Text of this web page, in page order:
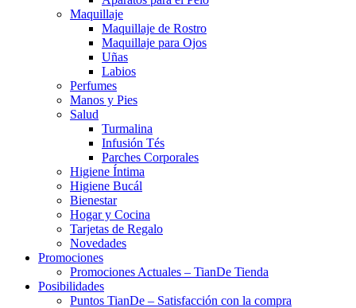
Maquillaje
Maquillaje de Rostro
Maquillaje para Ojos
Uñas
Labios
Perfumes
Manos y Pies
Salud
Turmalina
Infusión Tés
Parches Corporales
Higiene Íntima
Higiene Bucál
Bienestar
Hogar y Cocina
Tarjetas de Regalo
Novedades
Promociones
Promociones Actuales – TianDe Tienda
Posibilidades
Puntos TianDe – Satisfacción con la compra